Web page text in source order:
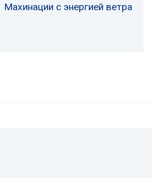
Махинации с энергией ветра